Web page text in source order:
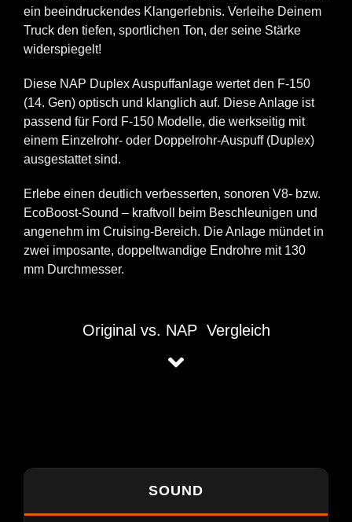
ein beeindruckendes Klangerlebnis. Verleihe Deinem
Truck den tiefen, sportlichen Ton, der seine Stärke
widerspiegelt!
Diese NAP Duplex Auspuffanlage wertet den F-150
(14. Gen) optisch und klanglich auf. Diese Anlage ist
passend für Ford F-150 Modelle, die werkseitig mit
einem Einzelrohr- oder Doppelrohr-Auspuff (Duplex)
ausgestattet sind.
Erlebe einen deutlich verbesserten, sonoren V8- bzw.
EcoBoost-Sound – kraftvoll beim Beschleunigen und
angenehm im Cruising-Bereich. Die Anlage mündet in
zwei imposante, doppeltwandige Endrohre mit 130
mm Durchmesser.
Original vs. NAP Vergleich
SOUND